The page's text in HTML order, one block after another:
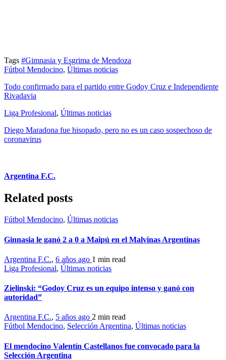
Tags #Gimnasia y Esgrima de Mendoza
Fútbol Mendocino, Últimas noticias
Todo confirmado para el partido entre Godoy Cruz e Independiente
Rivadavia
Liga Profesional, Últimas noticias
Diego Maradona fue hisopado, pero no es un caso sospechoso de
coronavirus
Argentina F.C.
Related posts
Fútbol Mendocino, Últimas noticias
Ginnasia le ganó 2 a 0 a Maipú en el Malvinas Argentinas
Argentina F.C., 6 años ago 1 min read
Liga Profesional, Últimas noticias
Zielinski: “Godoy Cruz es un equipo intenso y ganó con
autoridad”
Argentina F.C., 5 años ago 2 min read
Fútbol Mendocino, Selección Argentina, Últimas noticias
El mendocino Valentín Castellanos fue convocado para la
Selección Argentina